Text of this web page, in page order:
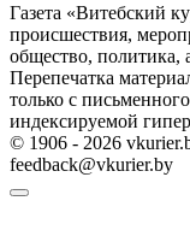
Газета «Витебский
происшествия,
общество, политика,
Перепечатка
только с
индексируемой
© 1906 - 2026
feedback@vkurier.by